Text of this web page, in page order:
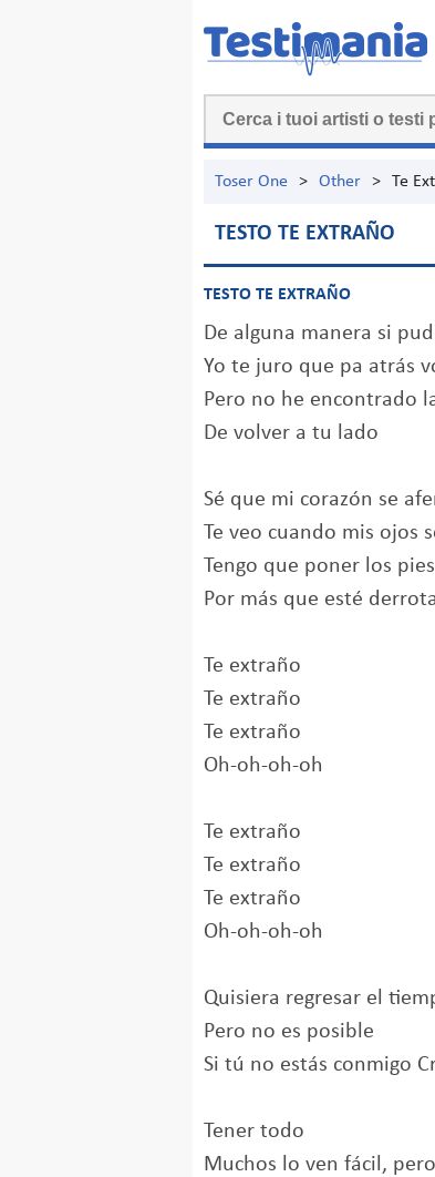
Toser One > Other > Te
TESTO TE EXTRAÑO
TESTO TE EXTRAÑO
De alguna manera si
Yo te juro que pa atrás
Pero no he encontrado
De volver a tu lado
Sé que mi corazón se
Te veo cuando mis ojos
Tengo que poner los
Por más que esté
Te extraño
Te extraño
Te extraño
Oh-oh-oh-oh
Te extraño
Te extraño
Te extraño
Oh-oh-oh-oh
Quisiera regresar el
Pero no es posible
Si tú no estás conmigo
Tener todo
Muchos lo ven fácil,